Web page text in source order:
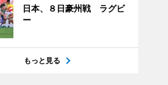
日本、８日豪州戦 ラグビ
ー
もっと見る